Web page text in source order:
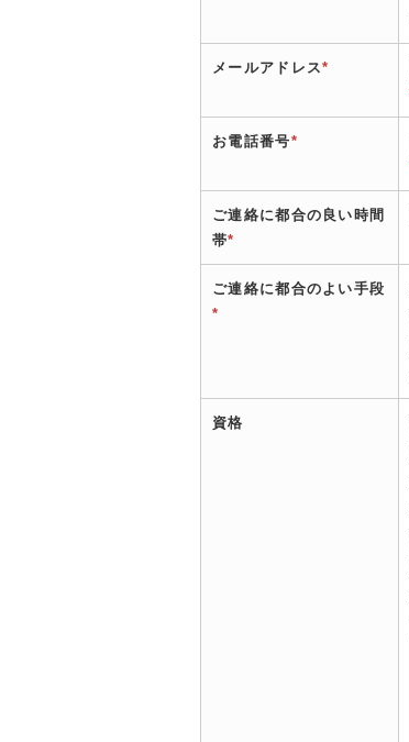
メールアドレス*
お電話番号*
ご連絡に都合の良い時間
帯*
ご連絡に都合のよい手段
*
資格